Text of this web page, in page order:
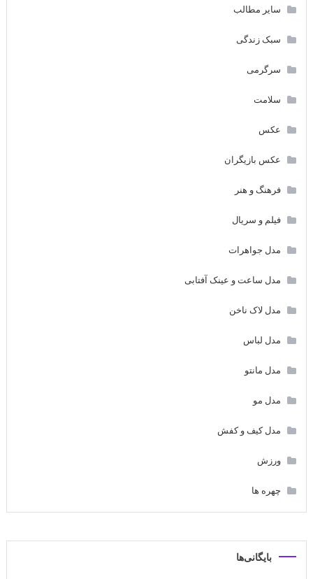
سایر مطالب
سبک زندگی
سرگرمی
سلامت
عکس
عکس بازیگران
فرهنگ و هنر
فیلم و سریال
مدل جواهرات
مدل ساعت و عینک آفتابی
مدل لاک ناخن
مدل لباس
مدل مانتو
مدل مو
مدل کیف و کفش
ورزش
چهره ها
بایگانی‌ها